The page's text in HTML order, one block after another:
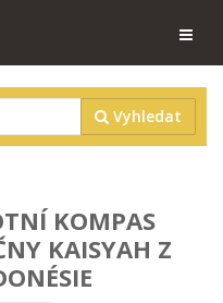
Vyhledat
KOMPAS
KAISYAH Z